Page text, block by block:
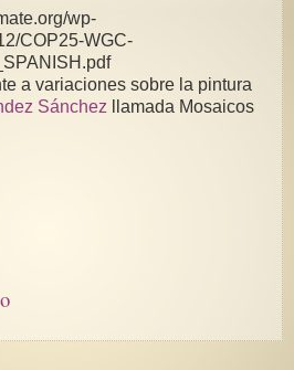
wp-
COP25-WGC-
a variaciones sobre la pintura
Sánchez llamada Mosaicos